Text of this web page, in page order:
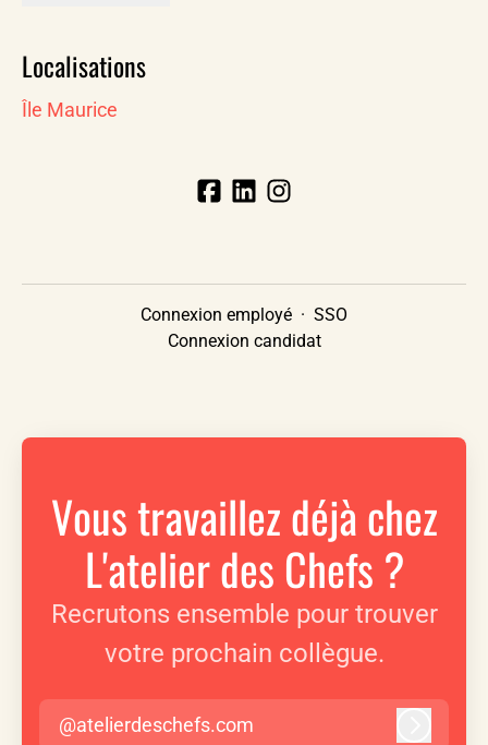
Localisations
Île Maurice
Connexion employé · SSO
Connexion candidat
Vous travaillez déjà chez
L'atelier des Chefs ?
Recrutons ensemble pour trouver
votre prochain collègue.
@atelierdeschefs.com